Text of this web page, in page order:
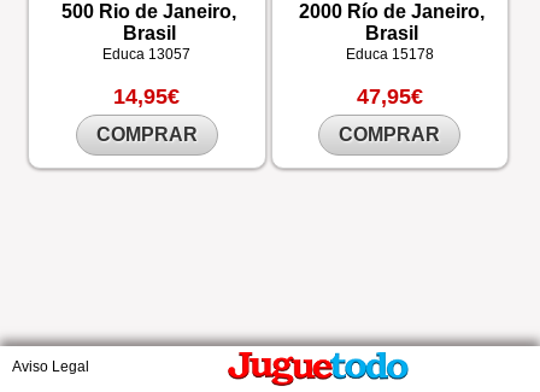
500 Rio de Janeiro,
Brasil
Educa 13057
14,95€
COMPRAR
2000 Río de Janeiro,
Brasil
Educa 15178
47,95€
COMPRAR
Aviso Legal